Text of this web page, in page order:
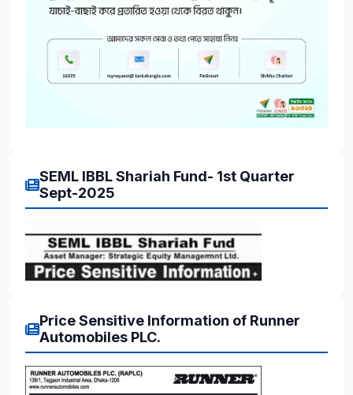
SEML IBBL Shariah Fund- 1st Quarter
Sept-2025
Price Sensitive Information of Runner
Automobiles PLC.